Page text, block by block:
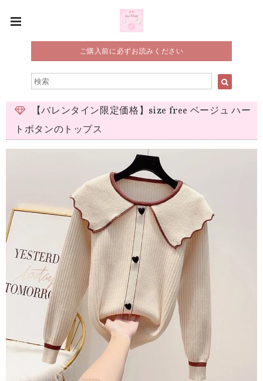
ご購入前に必ずお読みください
【バレンタイン限定価格】size free ベージュ ハー
トボタンのトップス